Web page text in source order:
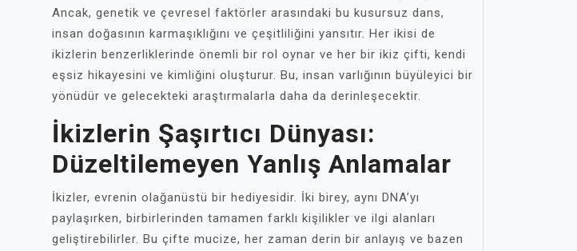
Ancak, genetik ve çevresel faktörler arasındaki bu kusursuz dans,
insan doğasının karmaşıklığını ve çeşitliliğini yansıtır. Her ikisi de
ikizlerin benzerliklerinde önemli bir rol oynar ve her bir ikiz çifti, kendi
eşsiz hikayesini ve kimliğini oluşturur. Bu, insan varlığının büyüleyici bir
yönüdür ve gelecekteki araştırmalarla daha da derinleşecektir.
İkizlerin Şaşırtıcı Dünyası:
Düzeltilemeyen Yanlış Anlamalar
İkizler, evrenin olağanüstü bir hediyesidir. İki birey, aynı DNA’yı
paylaşırken, birbirlerinden tamamen farklı kişilikler ve ilgi alanları
geliştirebilirler. Bu çifte mucize, her zaman derin bir anlayış ve bazen